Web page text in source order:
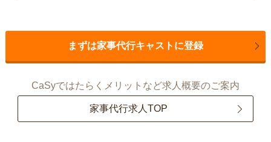
まずは家事代行キャストに登録
CaSyではたらくメリットなど求人概要のご案内
家事代行求人TOP